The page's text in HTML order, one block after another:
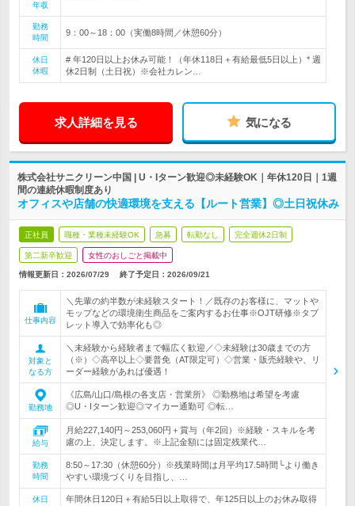
年収
勤務
時間
9：00～18：00（実働8時間／休憩60分）
休日
休暇
# 年120日以上お休み可能！（年休118日＋有給最低5日以上）* 週
休2日制（土日祝）※会社カレン…
求人詳細を見る 気になる
株式会社サニクリーン中国 | U・Iターン歓迎◎未経験OK｜年休120日｜1週
間の連続休暇制度あり
オフィスや店舗の快適環境を支える【ルート営業】◎土日祝休み
正社員 職種・業種未経験OK 急募 転勤なし 完全週休2日制
第二新卒歓迎 女性のおしごと掲載中
情報更新日：2026/07/29 終了予定日： 2026/09/21
仕事内容
＼先輩の約半数が未経験スタート！／既存のお客様に、マットや
モップなどの環境衛生商品をご案内するお仕事※OJT研修※タブ
レット導入で効率化も◎
対象と
なる方
＼未経験から経験者まで幅広く歓迎／◇未経験は30歳までの方
（※）◇高卒以上◇要普免（AT限定可）◇営業・販売経験や、リ
ーダー経験があれば優遇！
勤務地
《広島/山口/島根の各支店・営業所》 ◎勤務地は希望を考慮
◎U・Iターン歓迎◎マイカー通勤可 ◎転…
給与
月給227,140円～253,060円＋賞与（年2回）※経験・スキルを考
慮の上、決定します。※上記金額には固定残業代…
勤務
時間
8:50～17:30（休憩60分）※残業時間は月平均17.5時間└より働き
やすい環境づくりを目指し、…
休日
年間休日120日＋有給5日以上取得で、年125日以上のお休み取得